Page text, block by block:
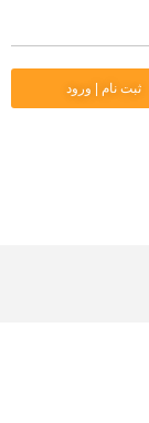
ثبت نام | ورود